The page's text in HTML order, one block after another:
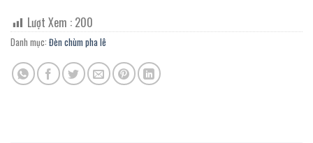
Lượt Xem : 200
Danh mục: Đèn chùm pha lê